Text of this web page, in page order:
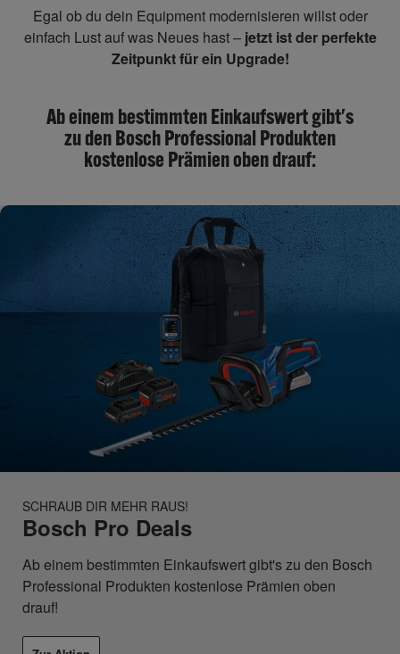
Egal ob du dein Equipment modernisieren willst oder
einfach Lust auf was Neues hast – jetzt ist der perfekte
Zeitpunkt für ein Upgrade!
Ab einem bestimmten Einkaufswert gibt's
zu den Bosch Professional Produkten
kostenlose Prämien oben drauf:
SCHRAUB DIR MEHR RAUS!
Bosch Pro Deals
Ab einem bestimmten Einkaufswert gibt's zu den Bosch
Professional Produkten kostenlose Prämien oben
drauf!